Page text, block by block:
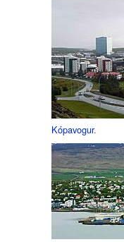
Kópavogur.